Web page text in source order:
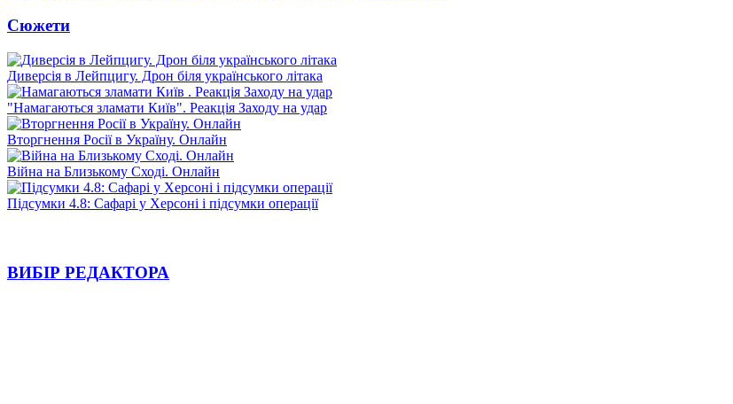
Сюжети
Диверсія в Лейпцигу. Дрон біля українського літака
"Намагаються зламати Київ". Реакція Заходу на удар
Вторгнення Росії в Україну. Онлайн
Війна на Близькому Сході. Онлайн
Підсумки 4.8: Сафарі у Херсоні і підсумки операції
ВИБІР РЕДАКТОРА